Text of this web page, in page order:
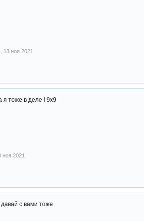
13 ноя 2021
я тоже в деле ! 9х9
ноя 2021
с вами тоже